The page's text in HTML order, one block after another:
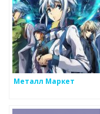
Металл Маркет